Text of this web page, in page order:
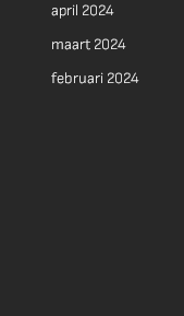
april 2024
maart 2024
februari 2024